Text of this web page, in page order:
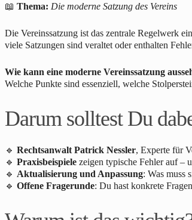
📖 Thema: Die moderne Satzung des Vereins
Die Vereinssatzung ist das zentrale Regelwerk
viele Satzungen sind veraltet oder enthalten
Wie kann eine moderne Vereinssatzung
Welche Punkte sind essenziell, welche
Darum solltest Du
🔹 Rechtsanwalt Patrick Nessler, Experte für
🔹 Praxisbeispiele zeigen typische Fehler auf –
🔹 Aktualisierung und Anpassung: Was muss
🔹 Offene Fragerunde: Du hast konkrete